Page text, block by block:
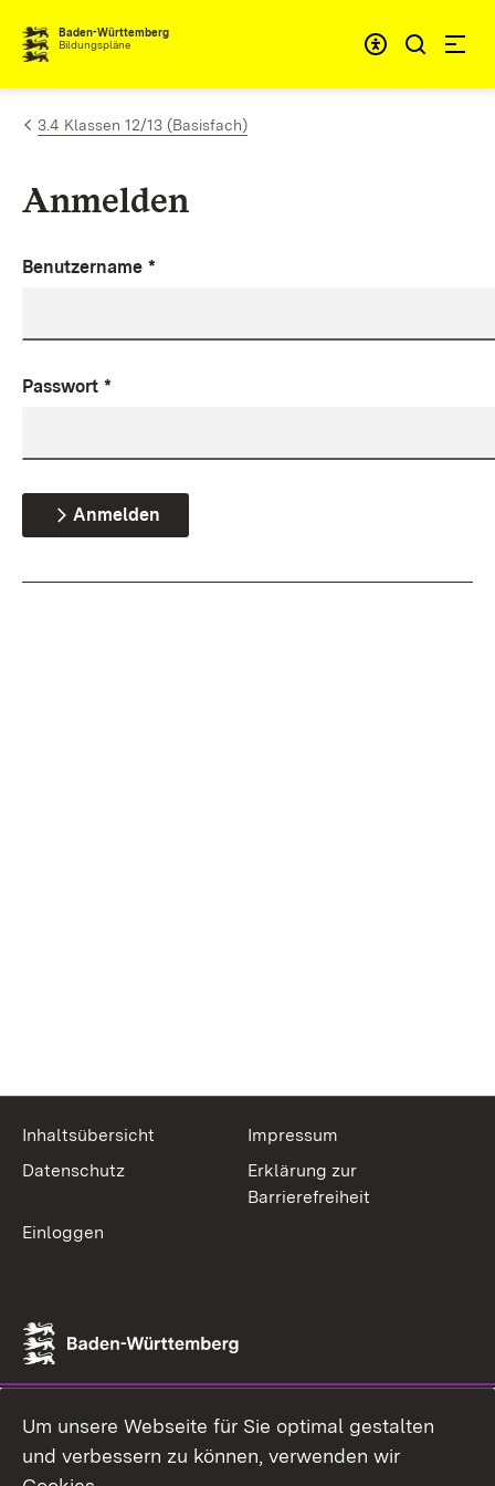
Zum Inhalt springen
Baden-Württemberg
Bildungspläne
3.4 Klassen 12/13 (Basisfach)
Anmelden
Benutzername *
Passwort *
Anmelden
Inhaltsübersicht
Impressum
Datenschutz
Erklärung zur
Barrierefreiheit
Einloggen
Um unsere Webseite für Sie optimal gestalten
und verbessern zu können, verwenden wir